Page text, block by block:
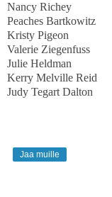
Nancy Richey
Peaches Bartkowitz
Kristy Pigeon
Valerie Ziegenfuss
Julie Heldman
Kerry Melville Reid
Judy Tegart Dalton
Jaa muille